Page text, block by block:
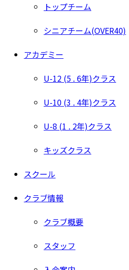
トップチーム
シニアチーム(OVER40)
アカデミー
U-12 (5 . 6年)クラス
U-10 (3 . 4年)クラス
U-8 (1 . 2年)クラス
キッズクラス
スクール
クラブ情報
クラブ概要
スタッフ